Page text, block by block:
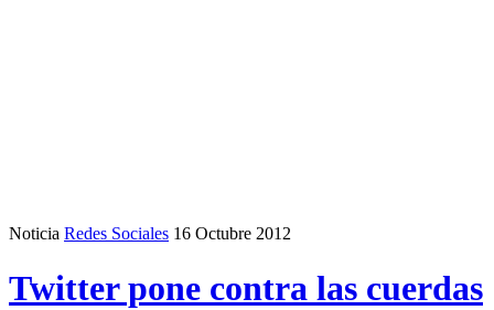
Noticia Redes Sociales 16 Octubre 2012
Twitter pone contra las cuerdas